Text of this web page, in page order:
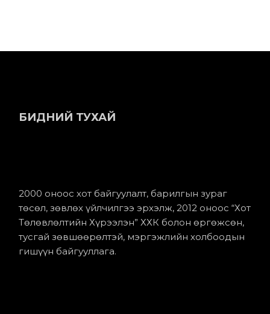
БИДНИЙ ТУХАЙ
2000 оноос хот байгуулалт, барилгын зураг
төсөл, зөвлөх үйлчилгээ эрхэлж, 2012 оноос “Хот
Төлөвлөлтийн Хүрээлэн” ХХК болон өргөжсөн,
тусгай зөвшөөрөлтэй, мэргэжлийн холбоодын
гишүүн байгууллага.